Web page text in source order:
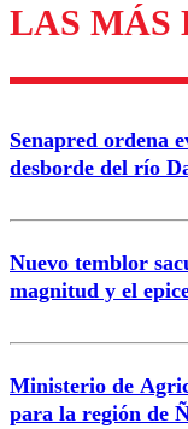
LAS MÁS
Senapred ordena
desborde del río
Nuevo temblor
magnitud y el
Ministerio de
para la región de